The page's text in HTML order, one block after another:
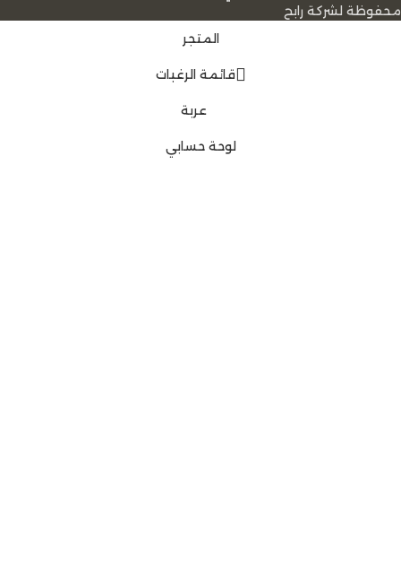
ﻣﺤﻔﻮﻇﺔ لشرﻛﺔ رابح
المتجر
قائمة الرغبات
عربة
لوحة حسابي